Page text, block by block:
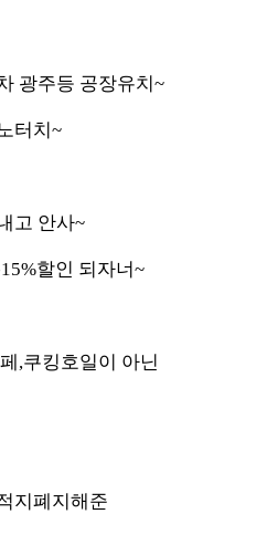
광주등 공장유치~
터치~
고 안사~
할인 되자너~
,쿠킹호일이 아닌
지폐지해준